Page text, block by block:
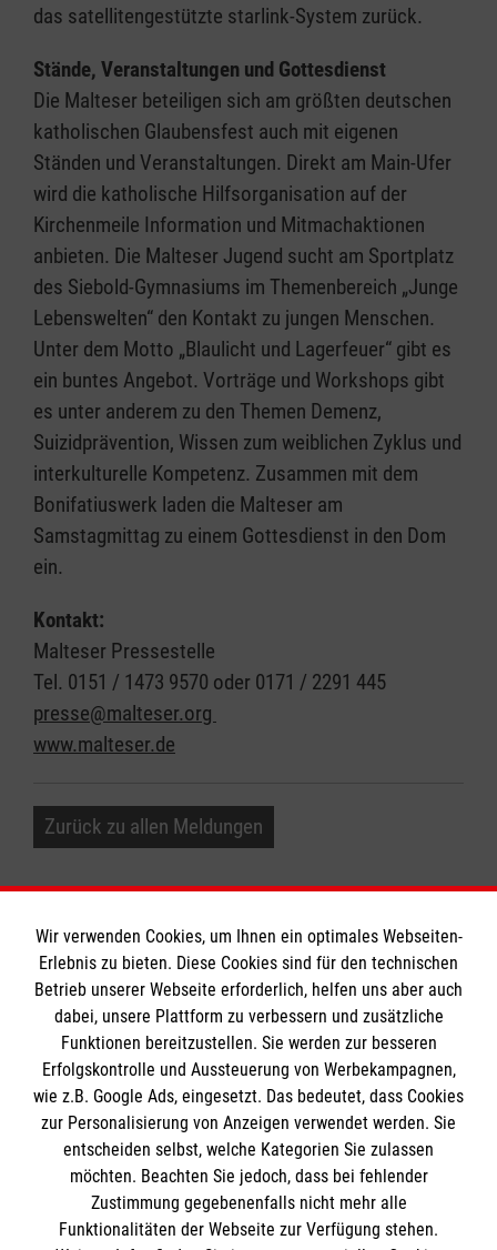
das satellitengestützte starlink-System zurück.
Stände, Veranstaltungen und Gottesdienst
Die Malteser beteiligen sich am größten deutschen
katholischen Glaubensfest auch mit eigenen
Ständen und Veranstaltungen. Direkt am Main-Ufer
wird die katholische Hilfsorganisation auf der
Kirchenmeile Information und Mitmachaktionen
anbieten. Die Malteser Jugend sucht am Sportplatz
des Siebold-Gymnasiums im Themenbereich „Junge
Lebenswelten“ den Kontakt zu jungen Menschen.
Unter dem Motto „Blaulicht und Lagerfeuer“ gibt es
ein buntes Angebot. Vorträge und Workshops gibt
es unter anderem zu den Themen Demenz,
Suizidprävention, Wissen zum weiblichen Zyklus und
interkulturelle Kompetenz. Zusammen mit dem
Bonifatiuswerk laden die Malteser am
Samstagmittag zu einem Gottesdienst in den Dom
ein.
Kontakt:
Malteser Pressestelle
Tel. 0151 / 1473 9570 oder 0171 / 2291 445
presse@malteser.org
www.malteser.de
Zurück zu allen Meldungen
Informationen
Impressum
Datenschutz
Kontakt
Barrierefreiheit
Die Malteser
Malteser in Deutschland
Malteserorden
Spendenkonto
Wir verwenden Cookies, um Ihnen ein optimales Webseiten-
Erlebnis zu bieten. Diese Cookies sind für den technischen
Betrieb unserer Webseite erforderlich, helfen uns aber auch
dabei, unsere Plattform zu verbessern und zusätzliche
Funktionen bereitzustellen. Sie werden zur besseren
Erfolgskontrolle und Aussteuerung von Werbekampagnen,
wie z.B. Google Ads, eingesetzt. Das bedeutet, dass Cookies
zur Personalisierung von Anzeigen verwendet werden. Sie
entscheiden selbst, welche Kategorien Sie zulassen
möchten. Beachten Sie jedoch, dass bei fehlender
Zustimmung gegebenenfalls nicht mehr alle
Funktionalitäten der Webseite zur Verfügung stehen.